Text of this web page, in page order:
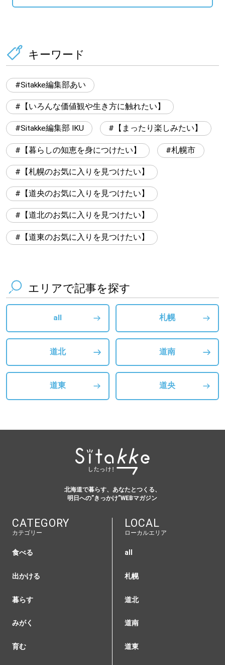
キーワード
Sitakke編集部あい
【いろんな価値観や生き方に触れたい】
Sitakke編集部 IKU 【まったり楽しみたい】
【暮らしの知恵を身につけたい】 札幌市
【札幌のお気に入りを見つけたい】
【道央のお気に入りを見つけたい】
【道北のお気に入りを見つけたい】
【道東のお気に入りを見つけたい】
エリアで記事を探す
all 札幌
道北 道南
道東 道央
北海道で暮らす、あなたとつくる、
明日への”きっかけ”WEBマガジン
CATEGORY
カテゴリー
食べる
出かける
暮らす
みがく
育む
LOCAL
ローカルエリア
all
札幌
道北
道南
道東